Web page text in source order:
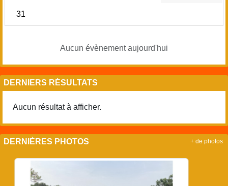
31
Aucun évènement aujourd'hui
DERNIERS RÉSULTATS
Aucun résultat à afficher.
DERNIÈRES PHOTOS + de photos